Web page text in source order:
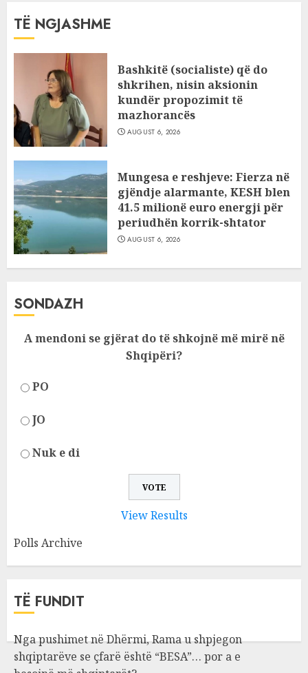
TË NGJASHME
Bashkitë (socialiste) që do
shkrihen, nisin aksionin
kundër propozimit të
mazhorancës
AUGUST 6, 2026
Mungesa e reshjeve: Fierza në
gjëndje alarmante, KESH blen
41.5 milionë euro energji për
periudhën korrik-shtator
AUGUST 6, 2026
SONDAZH
A mendoni se gjërat do të shkojnë më mirë në
Shqipëri?
PO
JO
Nuk e di
View Results
Polls Archive
TË FUNDIT
Nga pushimet në Dhërmi, Rama u shpjegon
shqiptarëve se çfarë është “BESA”… por a e